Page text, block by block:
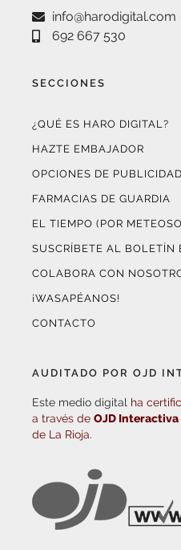
info@harodigital.com
692 667 530
SECCIONES
¿QUÉ ES HARO DIGITAL?
HAZTE EMBAJADOR
OPCIONES DE PUBLICIDAD
FARMACIAS DE GUARDIA
EL TIEMPO (POR
SUSCRÍBETE AL BOLETÍN
COLABORA CON
¡WASAPÉANOS!
CONTACTO
AUDITADO POR OJD
Este medio digital ha
a través de OJD Interactiva
de La Rioja.